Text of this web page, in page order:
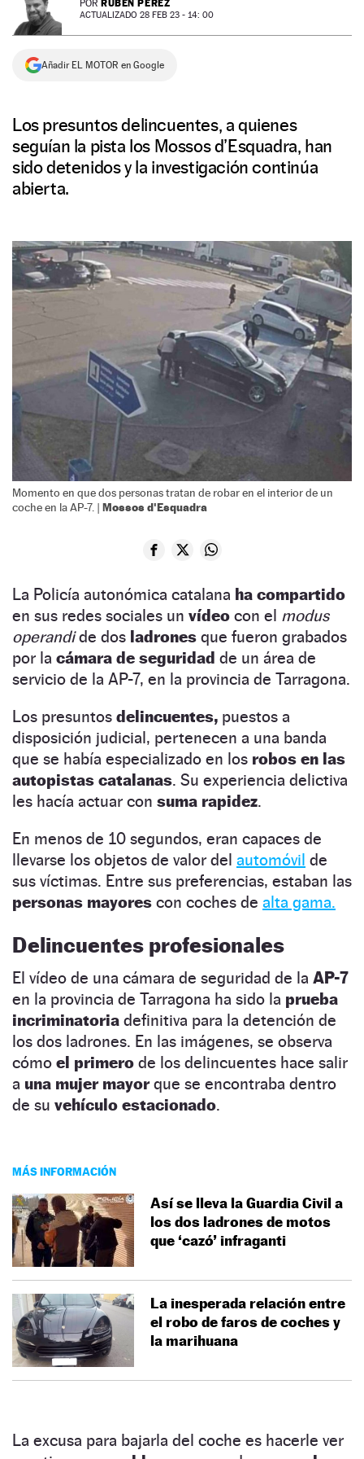
NEWSLETTER
SÍGUENOS
POR RUBÉN PÉREZ
ACTUALIZADO 28 FEB 23 - 14: 00
Añadir EL MOTOR en Google
Los presuntos delincuentes, a quienes
seguían la pista los Mossos d’Esquadra, han
sido detenidos y la investigación continúa
abierta.
Momento en que dos personas tratan de robar en el interior de un
coche en la AP-7. | Mossos d'Esquadra
La Policía autonómica catalana ha compartido
en sus redes sociales un vídeo con el modus
operandide dos ladrones que fueron grabados
por la cámara de seguridad de un área de
servicio de la AP-7, en la provincia de Tarragona.
Los presuntos delincuentes, puestos a
disposición judicial, pertenecen a una banda
que se había especializado en los robos en las
autopistas catalanas. Su experiencia delictiva
les hacía actuar con suma rapidez.
En menos de 10 segundos, eran capaces de
llevarse los objetos de valor del automóvil de
sus víctimas. Entre sus preferencias, estaban las
personas mayores con coches de alta gama.
Delincuentes profesionales
El vídeo de una cámara de seguridad de la AP-7
en la provincia de Tarragona ha sido la prueba
incriminatoria definitiva para la detención de
los dos ladrones. En las imágenes, se observa
cómo el primero de los delincuentes hace salir
a una mujer mayorque se encontraba dentro
de su vehículo estacionado.
MÁS INFORMACIÓN
Así se lleva la Guardia Civil a
los dos ladrones de motos
que ‘cazó’ infraganti
La inesperada relación entre
el robo de faros de coches y
la marihuana
La excusa para bajarla del coche es hacerle ver